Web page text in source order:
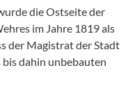
die Ostseite der
im Jahre 1819 als
der Magistrat der Stadt
dahin unbebauten